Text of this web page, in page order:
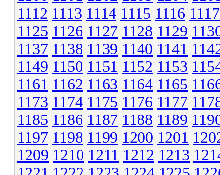
1112 1113 1114 1115 1116 1117
1125 1126 1127 1128 1129
1137 1138 1139 1140 1141
1149 1150 1151 1152 1153
1161 1162 1163 1164 1165
1173 1174 1175 1176 1177
1185 1186 1187 1188 1189
1197 1198 1199 1200 1201
1209 1210 1211 1212 1213